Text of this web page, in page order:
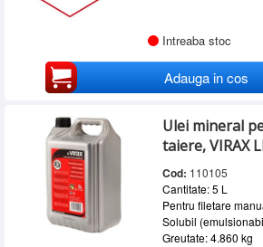
Intreaba stoc
Adauga in cos
Ulei mineral
taiere, VIRAX
Cod: 110105
Cantitate: 5 L
Pentru filetare
Solubil
Greutate: 4.860 kg